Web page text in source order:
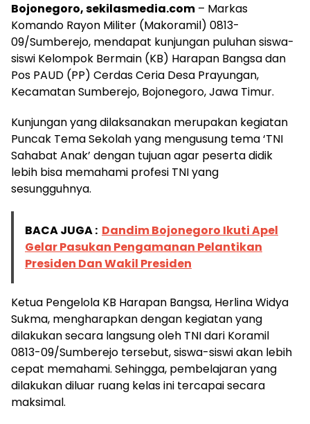
Bojonegoro, sekilasmedia.com – Markas
Komando Rayon Militer (Makoramil) 0813-
09/Sumberejo, mendapat kunjungan puluhan siswa-
siswi Kelompok Bermain (KB) Harapan Bangsa dan
Pos PAUD (PP) Cerdas Ceria Desa Prayungan,
Kecamatan Sumberejo, Bojonegoro, Jawa Timur.
Kunjungan yang dilaksanakan merupakan kegiatan
Puncak Tema Sekolah yang mengusung tema ‘TNI
Sahabat Anak’ dengan tujuan agar peserta didik
lebih bisa memahami profesi TNI yang
sesungguhnya.
BACA JUGA : Dandim Bojonegoro Ikuti Apel
Gelar Pasukan Pengamanan Pelantikan
Presiden Dan Wakil Presiden
Ketua Pengelola KB Harapan Bangsa, Herlina Widya
Sukma, mengharapkan dengan kegiatan yang
dilakukan secara langsung oleh TNI dari Koramil
0813-09/Sumberejo tersebut, siswa-siswi akan lebih
cepat memahami. Sehingga, pembelajaran yang
dilakukan diluar ruang kelas ini tercapai secara
maksimal.